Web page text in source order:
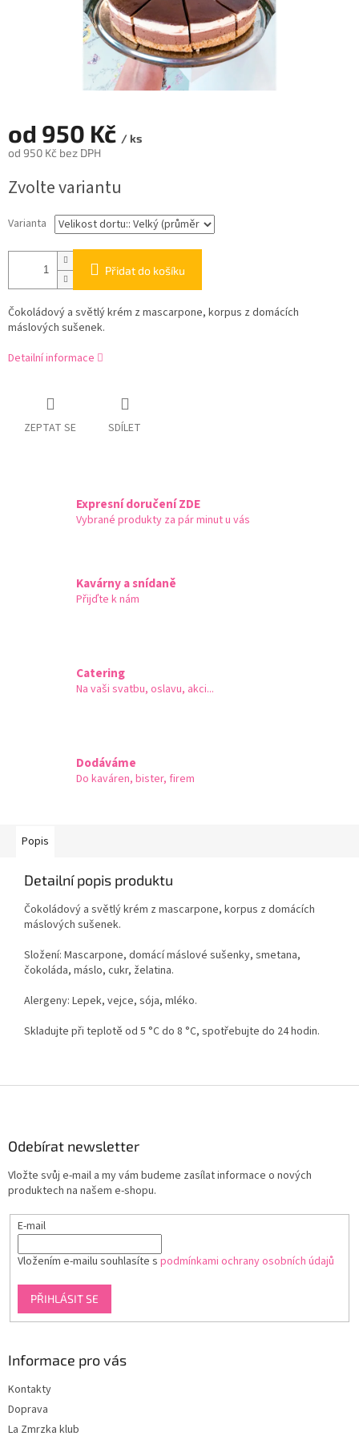
od 950 Kč / ks
od 950 Kč bez DPH
cena:
Zvolte variantu
Varianta
Přidat do košíku
Čokoládový a světlý krém z mascarpone, korpus z domácích
máslových sušenek.
Detailní informace
ZEPTAT SE SDÍLET
Expresní doručení ZDE
Vybrané produkty za pár minut u vás
Kavárny a snídaně
Přijďte k nám
Catering
Na vaši svatbu, oslavu, akci...
Dodáváme
Do kaváren, bister, firem
Popis
Detailní popis produktu
Čokoládový a světlý krém z mascarpone, korpus z domácích
máslových sušenek.
Složení: Mascarpone, domácí máslové sušenky, smetana,
čokoláda, máslo, cukr, želatina.
Alergeny: Lepek, vejce, sója, mléko.
Skladujte při teplotě od 5 °C do 8 °C, spotřebujte do 24 hodin.
Odebírat newsletter
Vložte svůj e-mail a my vám budeme zasílat informace o nových
produktech na našem e-shopu.
E-mail
Vložením e-mailu souhlasíte s podmínkami ochrany osobních údajů
PŘIHLÁSIT SE
Informace pro vás
Kontakty
Doprava
La Zmrzka klub